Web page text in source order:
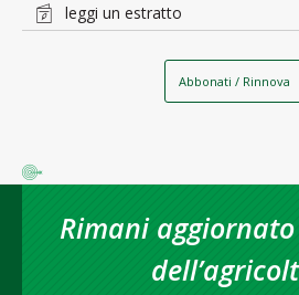
leggi un estratto
Abbonati / Rinnova
Rimani